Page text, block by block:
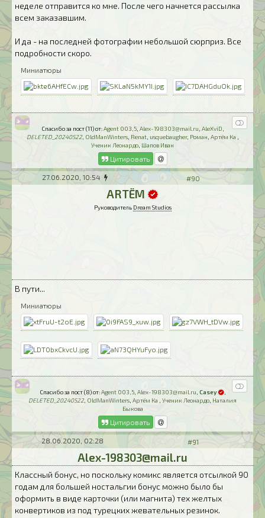
неделе отправится ко мне. После чего начнется рассылка
всем заказавшим.
И да - на последней фотографии небольшой сюрприз. Все
подробности скоро.
Миниатюры
Спасибо за пост (11) от: Agent 003,5, Alex-198303@mail.ru AleXviD
DELETED_20240522, OldManWinters, Renat, usquebaugher, Роман Артём Ка
Ученик Леонардо Шапов Иван
Цитировать
27.06.2020, 10:54 #90
ARTЁM
Руководитель Dream Studios
В пути...
Миниатюры
Спасибо за пост (8) от: Agent 003,5, Alex-198303@mail.ru Casey
,
DELETED_20240522 OldManWinters Артём Ка Ученик Леонардо Наталия
Быкова
Цитировать
28.06.2020, 02:28 #91
Alex-198303@mail.ru
Классный бонус, но поскольку комикс является отсылкой 90
годам для большей ностальгии бонус можно было бы
оформить в виде карточки (или магнита) тех желтых
конвертиков из под турецких жевательных резинок.